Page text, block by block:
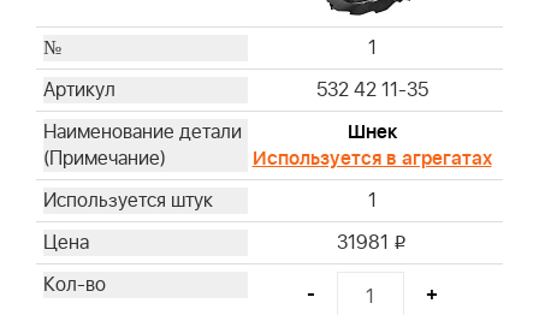
1
532 42 11-35
Шнек
Используется в агрегатах
1
31981 i
- +